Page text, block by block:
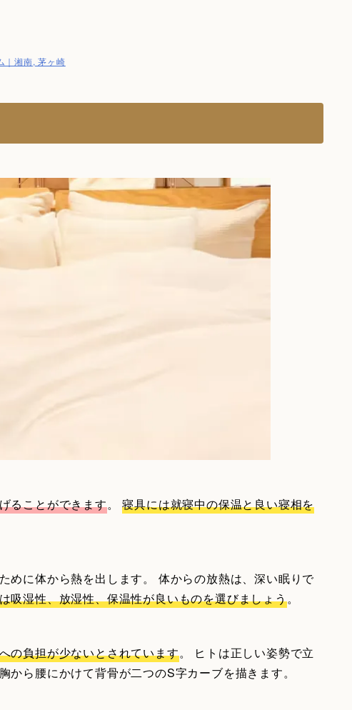
｜湘南, 茅ヶ崎
ることができます。寝具には就寝中の保温と良い寝相を
めに体から熱を出します。 体からの放熱は、深い眠りで
吸湿性、放湿性、保温性が良いものを選びましょう。
の負担が少ないとされています。 ヒトは正しい姿勢で立
ら腰にかけて背骨が二つのS字カーブを描きます。